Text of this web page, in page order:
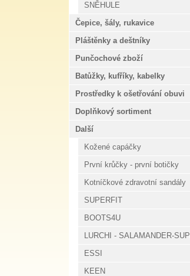
SNĚHULE
Čepice, šály, rukavice
Pláštěnky a deštníky
Punčochové zboží
Batůžky, kufříky, kabelky
Prostředky k ošetřování obuvi
Doplňkový sortiment
Další
Kožené capáčky
První krůčky - první botičky
Kotníčkové zdravotní sandály
SUPERFIT
BOOTS4U
LURCHI - SALAMANDER-
ESSI
KEEN